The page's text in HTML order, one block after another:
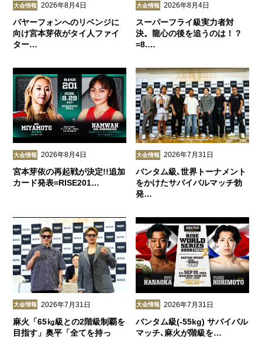
大会情報 2026年8月4日
パヤーフォンへのリベンジに
向け宮本芽依がタイ人ファイ
ター…
大会情報 2026年8月4日
スーパーフライ級実力者対
決。龍心の後を追うのは！？
=8.…
大会情報 2026年8月4日
宮本芽依の再起戦が決定!!追加
カード発表=RISE201…
大会情報 2026年7月31日
バンタム級､世界トーナメント
をかけたサバイバルマッチ勃
発…
大会情報 2026年7月31日
麻火「65㎏級との2階級制覇を
目指す」奥平「全てを持っ
大会情報 2026年7月31日
バンタム級(-55kg) サバイバル
マッチ､麻火が階級を…